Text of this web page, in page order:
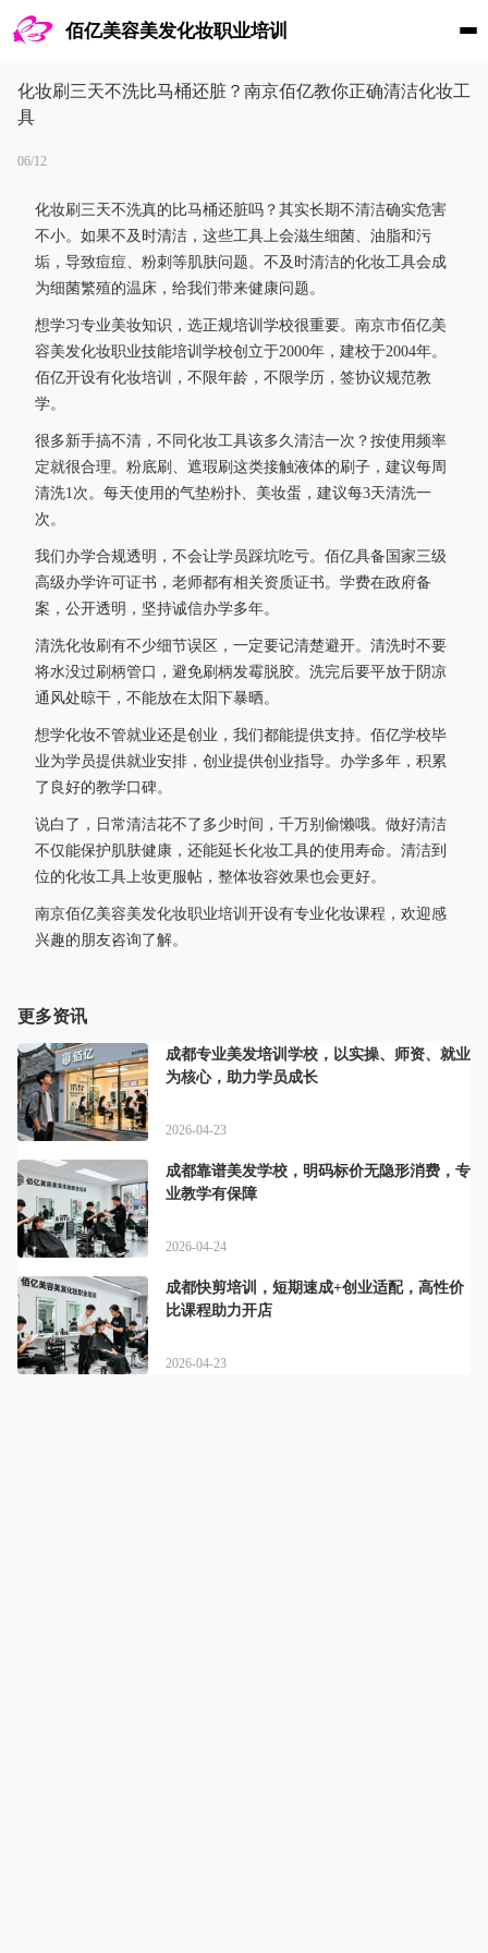
佰亿美容美发化妆职业培训
化妆刷三天不洗比马桶还脏？南京佰亿教你正确清洁化妆工
具
06/12
化妆刷三天不洗真的比马桶还脏吗？其实长期不清洁确实危害
不小。如果不及时清洁，这些工具上会滋生细菌、油脂和污
垢，导致痘痘、粉刺等肌肤问题。不及时清洁的化妆工具会成
为细菌繁殖的温床，给我们带来健康问题。
想学习专业美妆知识，选正规培训学校很重要。南京市佰亿美
容美发化妆职业技能培训学校创立于2000年，建校于2004年。
佰亿开设有化妆培训，不限年龄，不限学历，签协议规范教
学。
很多新手搞不清，不同化妆工具该多久清洁一次？按使用频率
定就很合理。粉底刷、遮瑕刷这类接触液体的刷子，建议每周
清洗1次。每天使用的气垫粉扑、美妆蛋，建议每3天清洗一
次。
我们办学合规透明，不会让学员踩坑吃亏。佰亿具备国家三级
高级办学许可证书，老师都有相关资质证书。学费在政府备
案，公开透明，坚持诚信办学多年。
清洗化妆刷有不少细节误区，一定要记清楚避开。清洗时不要
将水没过刷柄管口，避免刷柄发霉脱胶。洗完后要平放于阴凉
通风处晾干，不能放在太阳下暴晒。
想学化妆不管就业还是创业，我们都能提供支持。佰亿学校毕
业为学员提供就业安排，创业提供创业指导。办学多年，积累
了良好的教学口碑。
说白了，日常清洁花不了多少时间，千万别偷懒哦。做好清洁
不仅能保护肌肤健康，还能延长化妆工具的使用寿命。清洁到
位的化妆工具上妆更服帖，整体妆容效果也会更好。
南京佰亿美容美发化妆职业培训开设有专业化妆课程，欢迎感
兴趣的朋友咨询了解。
更多资讯
成都专业美发培训学校，以实操、师资、就业
为核心，助力学员成长
2026-04-23
成都靠谱美发学校，明码标价无隐形消费，专
业教学有保障
2026-04-24
成都快剪培训，短期速成+创业适配，高性价
比课程助力开店
2026-04-23